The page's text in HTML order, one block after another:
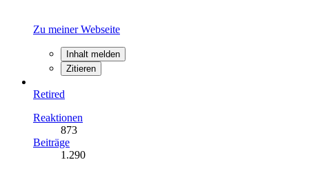
Zu meiner Webseite
Inhalt melden
Zitieren
Retired
Reaktionen
873
Beiträge
1.290